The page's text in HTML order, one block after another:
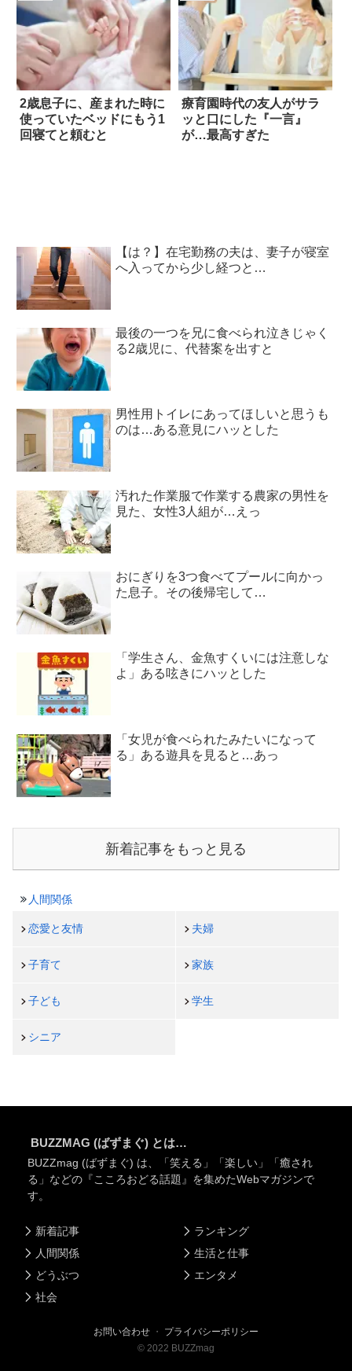
2歳息子に、産まれた時に
使っていたベッドにもう1
回寝てと頼むと
療育園時代の友人がサラ
ッと口にした『一言』
が…最高すぎた
【は？】在宅勤務の夫は、妻子が寝室
へ入ってから少し経つと…
最後の一つを兄に食べられ泣きじゃく
る2歳児に、代替案を出すと
男性用トイレにあってほしいと思うも
のは…ある意見にハッとした
汚れた作業服で作業する農家の男性を
見た、女性3人組が…えっ
おにぎりを3つ食べてプールに向かっ
た息子。その後帰宅して…
「学生さん、金魚すくいには注意しな
よ」ある呟きにハッとした
「女児が食べられたみたいになって
る」ある遊具を見ると…あっ
新着記事をもっと見る
人間関係
恋愛と友情 夫婦
子育て 家族
子ども 学生
シニア
BUZZMAG (ばずまぐ) とは…
BUZZmag (ばずまぐ) は、「笑える」「楽しい」「癒され
る」などの『こころおどる話題』を集めたWebマガジンで
す。
新着記事
人間関係
どうぶつ
社会
ランキング
生活と仕事
エンタメ
お問い合わせ ・ プライバシーポリシー
© 2022 BUZZmag